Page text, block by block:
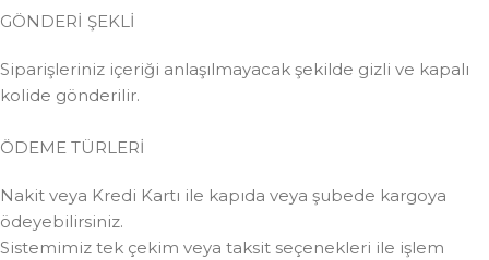
GÖNDERİ ŞEKLİ
Siparişleriniz içeriği anlaşılmayacak şekilde gizli ve kapalı
kolide gönderilir.
ÖDEME TÜRLERİ
Nakit veya Kredi Kartı ile kapıda veya şubede kargoya
ödeyebilirsiniz.
Sistemimiz tek çekim veya taksit seçenekleri ile işlem